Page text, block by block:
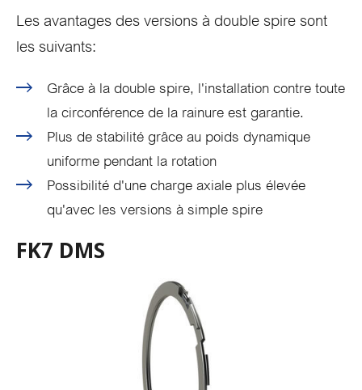
Les avantages des versions à double spire sont
les suivants:
Grâce à la double spire, l'installation contre toute
la circonférence de la rainure est garantie.
Plus de stabilité grâce au poids dynamique
uniforme pendant la rotation
Possibilité d'une charge axiale plus élevée
qu'avec les versions à simple spire
FK7 DMS